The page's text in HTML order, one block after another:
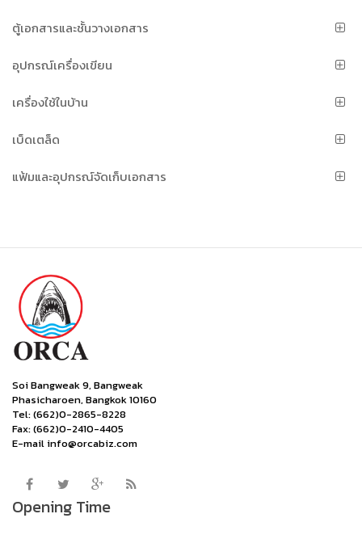
ตู้เอกสารและชั้นวางเอกสาร
อุปกรณ์เครื่องเขียน
เครื่องใช้ในบ้าน
เบ็ดเตล็ด
แฟ้มและอุปกรณ์จัดเก็บเอกสาร
Soi Bangweak 9, Bangweak
Phasicharoen, Bangkok 10160
Tel: (662)0-2865-8228
Fax: (662)0-2410-4405
E-mail info@orcabiz.com
Opening Time